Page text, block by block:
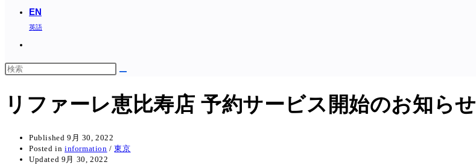
EN
英語
search
リファーレ恵比寿店 予約サービス開始のお知らせ
Published 9月 30, 2022
Posted in information /東京
Updated 9月 30, 2022